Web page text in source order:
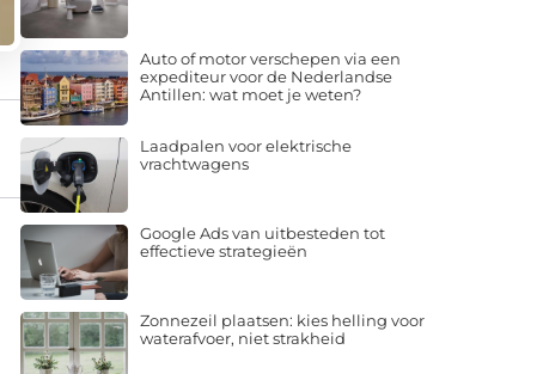
Auto of motor verschepen via een
expediteur voor de Nederlandse
Antillen: wat moet je weten?
Laadpalen voor elektrische
vrachtwagens
Google Ads van uitbesteden tot
effectieve strategieën
Zonnezeil plaatsen: kies helling voor
waterafvoer, niet strakheid